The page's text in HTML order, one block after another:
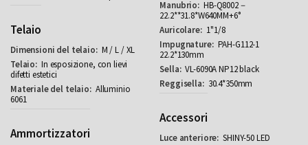
Telaio
M / L / XL
In esposizione, con lievi
difetti estetici
Alluminio
6061
Ammortizzatori
HB-Q8002－
22.2**31.8*W640MM+6°
1''1/8
PAH-G112-1
22.2*130mm
VL-6090A NP12 black
30.4*350mm
Accessori
SHINY-50 LED